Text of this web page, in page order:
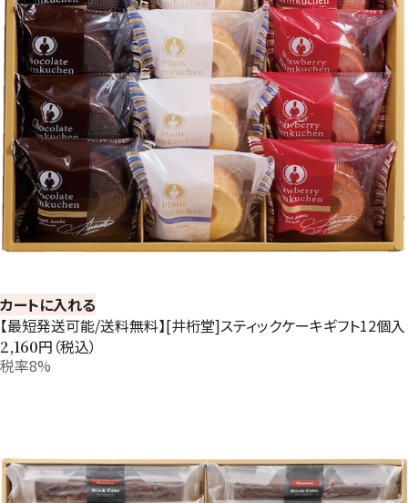
カートに入れる
【最短発送可能/送料無料】[井桁堂]スティックケーキギフト12個入
2,160円（税込）
税率8%